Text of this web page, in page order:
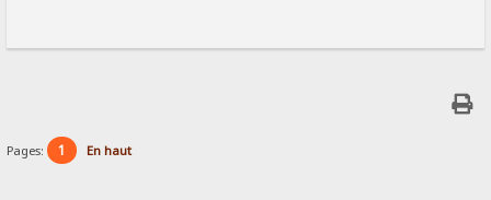
Pages: 1 En haut